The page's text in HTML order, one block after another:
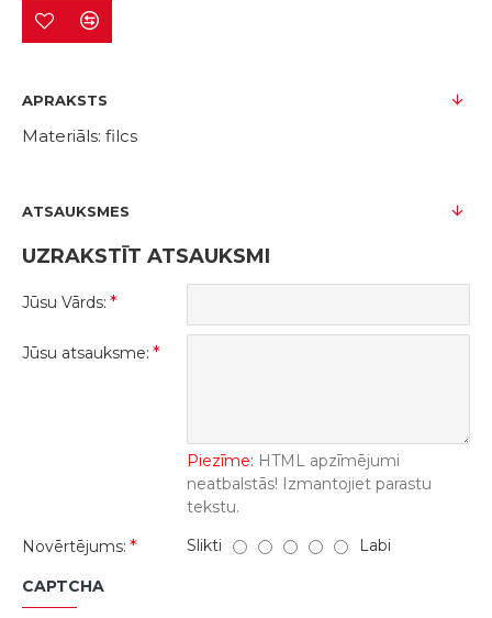
APRAKSTS
Materiāls: filcs
ATSAUKSMES
UZRAKSTĪT ATSAUKSMI
Jūsu Vārds:
Jūsu atsauksme:
Piezīme: HTML apzīmējumi
neatbalstās! Izmantojiet parastu
tekstu.
Novērtējums:
Slikti Labi
CAPTCHA